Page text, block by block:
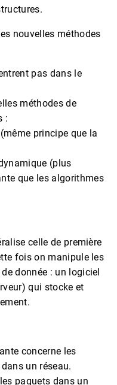
nouvelles méthodes
pas dans le
méthodes de
:
principe que la
(plus
que les algorithmes
celle de première
fois on manipule les
de donnée : un logiciel
qui stocke et
concerne les
un réseau.
paquets dans un